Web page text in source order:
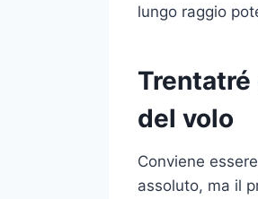
lungo raggio
del volo
Conviene
assoluto, ma il